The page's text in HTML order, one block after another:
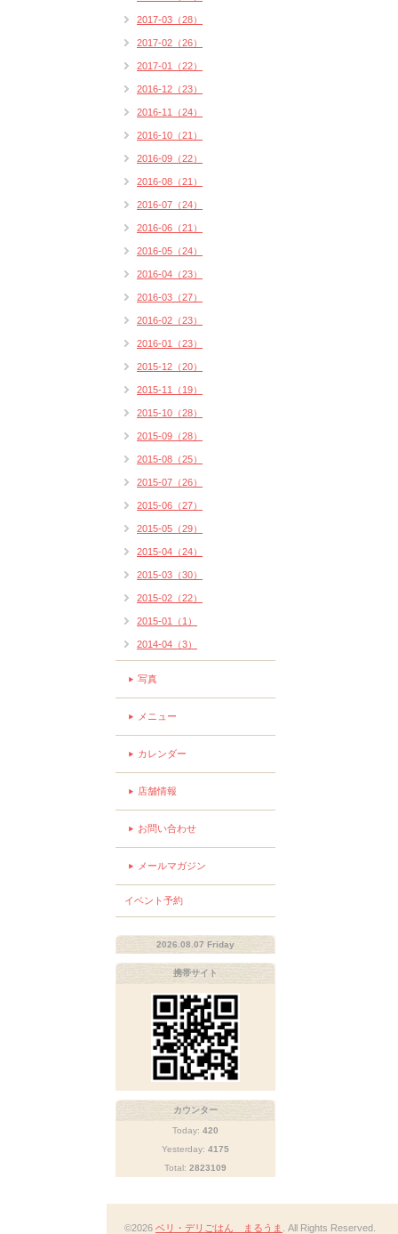
2017-03（28）
2017-02（26）
2017-01（22）
2016-12（23）
2016-11（24）
2016-10（21）
2016-09（22）
2016-08（21）
2016-07（24）
2016-06（21）
2016-05（24）
2016-04（23）
2016-03（27）
2016-02（23）
2016-01（23）
2015-12（20）
2015-11（19）
2015-10（28）
2015-09（28）
2015-08（25）
2015-07（26）
2015-06（27）
2015-05（29）
2015-04（24）
2015-03（30）
2015-02（22）
2015-01（1）
2014-04（3）
写真
メニュー
カレンダー
店舗情報
お問い合わせ
メールマガジン
イベント予約
2026.08.07 Friday
携帯サイト
カウンター
Today: 420
Yesterday: 4175
Total: 2823109
©2026 ベリ・デリごはん まるうま . All Rights Reserved.